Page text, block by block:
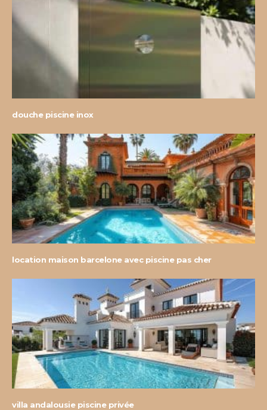
douche piscine inox
location maison barcelone avec piscine pas cher
villa andalousie piscine privée